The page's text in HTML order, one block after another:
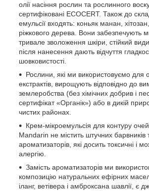
олії насіння рослин та рослинного
сертифіковані ECOCERT. Також до
емульсії входять: коньяк манан,
ріжкового дерева. Вони забезпечують
тривале зволоження шкіри, стійкий
після нанесення дають відчуття
шовковистості.
Рослини, які ми використовуємо для
екстрактів, вирощують відповідно до
землеробства (без хімічних добрив і
сертифікат «Органік») або в дикій
чистих районах.
Крем-мікроемульсія для контуру
Mandarin не містить штучних барвників
ароматизаторів, які досить токсичні і
алергію.
Замість ароматизаторів ми
композицію натуральних ефірних масел
іланг, ветівера і амброксана шавлії, є